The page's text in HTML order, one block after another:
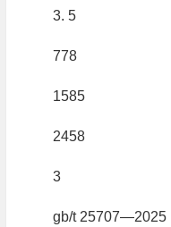
3. 5
778
1585
2458
3
gb/t 25707—2025